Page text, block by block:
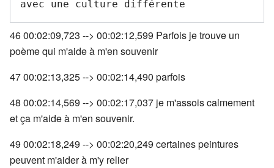
46 00:02:09,723 --> 00:02:12,599 Parfois je trouve un
poème qui m'aide à m'en souvenir
47 00:02:13,325 --> 00:02:14,490 parfois
48 00:02:14,569 --> 00:02:17,037 je m'assois calmement
et ça m'aide à m'en souvenir.
49 00:02:18,249 --> 00:02:20,249 certaines peintures
peuvent m'aider à m'y relier